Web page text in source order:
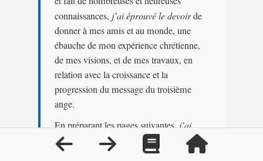
connaissances, j’ai éprouvé le devoirde
donner à mes amis et au monde, une
ébauche de mon expérience chrétienne,
de mes visions, et de mes travaux, en
relation avec la croissance et la
progression du message du troisième
ange.
En préparant les pages suivantes,j’ai
peiné avec le gros désavantage de
dépendre en maintes circonstances, de la